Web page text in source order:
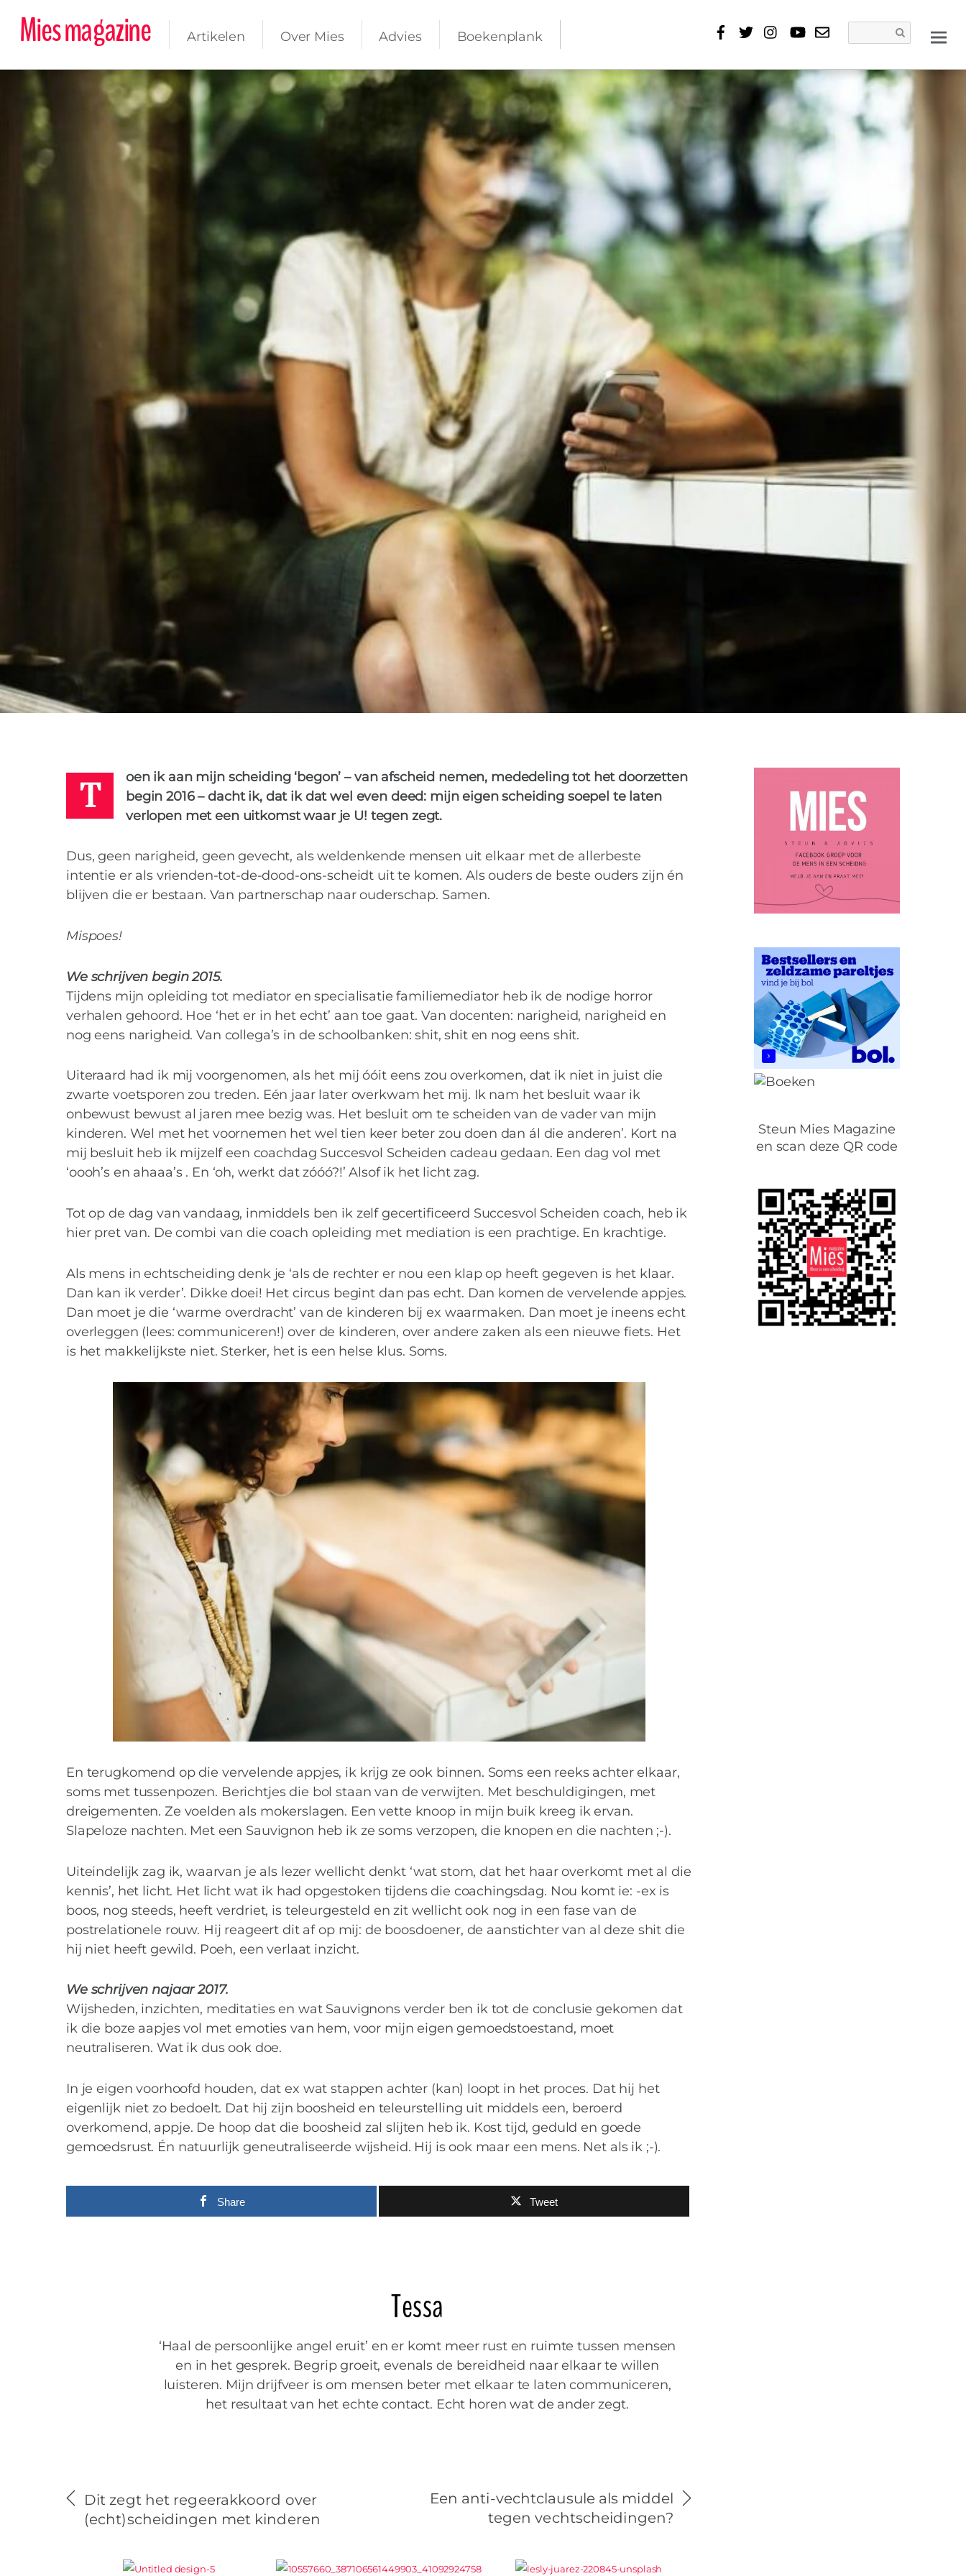
Mies magazine Artikelen Over Mies Advies Boekenplank
Shit appjes: berichten waar je dorst van krijgt
T
oen ik aan mijn scheiding ‘begon’ – van afscheid nemen, mededeling tot het doorzetten
begin 2016 – dacht ik, dat ik dat wel even deed: mijn eigen scheiding soepel te laten
verlopen met een uitkomst waar je U! tegen zegt.
Dus, geen narigheid, geen gevecht, als weldenkende mensen uit elkaar met de allerbeste
intentie er als vrienden-tot-de-dood-ons-scheidt uit te komen. Als ouders de beste ouders zijn én
blijven die er bestaan. Van partnerschap naar ouderschap. Samen.
Mispoes!
We schrijven begin 2015.
Tijdens mijn opleiding tot mediator en specialisatie familiemediator heb ik de nodige horror
verhalen gehoord. Hoe ‘het er in het echt’ aan toe gaat. Van docenten: narigheid, narigheid en
nog eens narigheid. Van collega’s in de schoolbanken: shit, shit en nog eens shit.
Uiteraard had ik mij voorgenomen, als het mij óóit eens zou overkomen, dat ik niet in juist die
zwarte voetsporen zou treden. Eén jaar later overkwam het mij. Ik nam het besluit waar ik
onbewust bewust al jaren mee bezig was. Het besluit om te scheiden van de vader van mijn
kinderen. Wel met het voornemen het wel tien keer beter zou doen dan ál die anderen’. Kort na
mij besluit heb ik mijzelf een coachdag Succesvol Scheiden cadeau gedaan. Een dag vol met
‘oooh’s en ahaaa’s . En ‘oh, werkt dat zóóó?!’ Alsof ik het licht zag.
Tot op de dag van vandaag, inmiddels ben ik zelf gecertificeerd Succesvol Scheiden coach, heb ik
hier pret van. De combi van die coach opleiding met mediation is een prachtige. En krachtige.
Als mens in echtscheiding denk je ‘als de rechter er nou een klap op heeft gegeven is het klaar.
Dan kan ik verder’. Dikke doei! Het circus begint dan pas echt. Dan komen de vervelende appjes.
Dan moet je die ‘warme overdracht’ van de kinderen bij ex waarmaken. Dan moet je ineens echt
overleggen (lees: communiceren!) over de kinderen, over andere zaken als een nieuwe fiets. Het
is het makkelijkste niet. Sterker, het is een helse klus. Soms.
En terugkomend op die vervelende appjes, ik krijg ze ook binnen. Soms een reeks achter elkaar,
soms met tussenpozen. Berichtjes die bol staan van de verwijten. Met beschuldigingen, met
dreigementen. Ze voelden als mokerslagen. Een vette knoop in mijn buik kreeg ik ervan.
Slapeloze nachten. Met een Sauvignon heb ik ze soms verzopen, die knopen en die nachten ;-).
Uiteindelijk zag ik, waarvan je als lezer wellicht denkt ‘wat stom, dat het haar overkomt met al die
kennis’, het licht. Het licht wat ik had opgestoken tijdens die coachingsdag. Nou komt ie: -ex is
boos, nog steeds, heeft verdriet, is teleurgesteld en zit wellicht ook nog in een fase van de
postrelationele rouw. Hij reageert dit af op mij: de boosdoener, de aanstichter van al deze shit die
hij niet heeft gewild. Poeh, een verlaat inzicht.
We schrijven najaar 2017.
Wijsheden, inzichten, meditaties en wat Sauvignons verder ben ik tot de conclusie gekomen dat
ik die boze aapjes vol met emoties van hem, voor mijn eigen gemoedstoestand, moet
neutraliseren. Wat ik dus ook doe.
In je eigen voorhoofd houden, dat ex wat stappen achter (kan) loopt in het proces. Dat hij het
eigenlijk niet zo bedoelt. Dat hij zijn boosheid en teleurstelling uit middels een, beroerd
overkomend, appje. De hoop dat die boosheid zal slijten heb ik. Kost tijd, geduld en goede
gemoedsrust. Én natuurlijk geneutraliseerde wijsheid. Hij is ook maar een mens. Net als ik ;-).
Share Tweet
Tessa
‘Haal de persoonlijke angel eruit’ en er komt meer rust en ruimte tussen mensen
en in het gesprek. Begrip groeit, evenals de bereidheid naar elkaar te willen
luisteren. Mijn drijfveer is om mensen beter met elkaar te laten communiceren,
het resultaat van het echte contact. Echt horen wat de ander zegt.
Dit zegt het regeerakkoord over
(echt)scheidingen met kinderen
Een anti-vechtclausule als middel
tegen vechtscheidingen?
Steun Mies Magazine
en scan deze QR code